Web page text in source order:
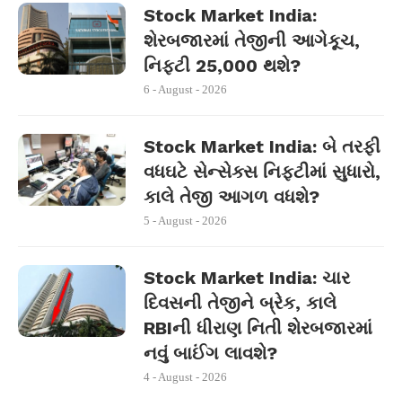
Stock Market India:
શેરબજારમાં તેજીની આગેકૂચ,
નિફ્ટી 25,000 થશે?
6 - August - 2026
Stock Market India: બે તરફી
વધઘટે સેન્સેક્સ નિફ્ટીમાં સુધારો,
કાલે તેજી આગળ વધશે?
5 - August - 2026
Stock Market India: ચાર
દિવસની તેજીને બ્રેક, કાલે
RBIની ધીરાણ નિતી શેરબજારમાં
નવું બાઈંગ લાવશે?
4 - August - 2026